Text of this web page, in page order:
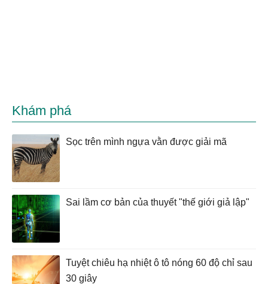
Khám phá
Sọc trên mình ngựa vằn được giải mã
Sai lầm cơ bản của thuyết "thế giới giả lập"
Tuyệt chiêu hạ nhiệt ô tô nóng 60 độ chỉ sau
30 giây